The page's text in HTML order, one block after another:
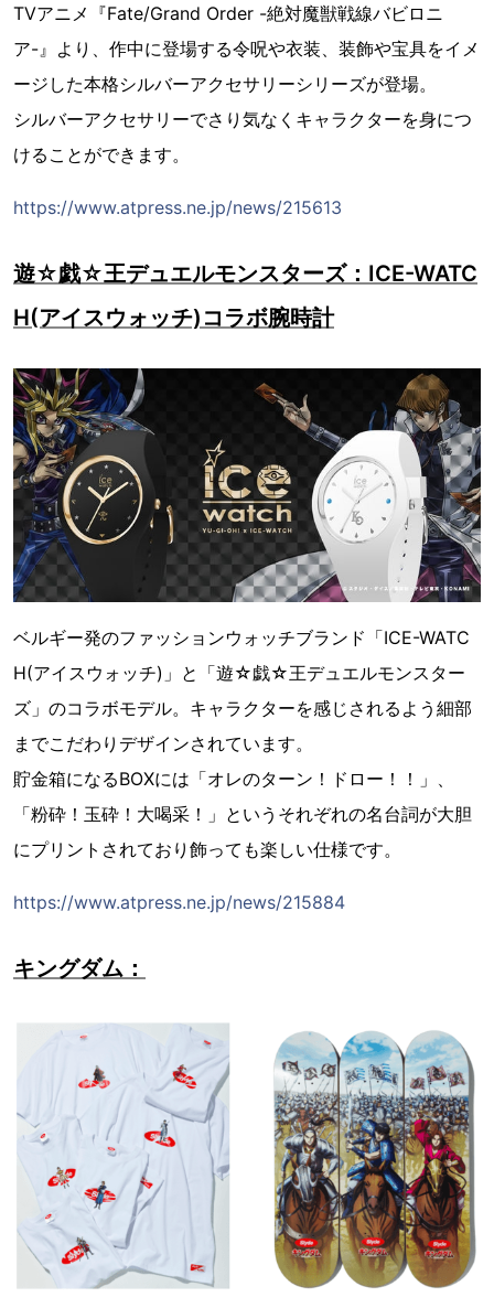
TVアニメ『Fate/Grand Order -絶対魔獣戦線バビロニ
ア-』より、作中に登場する令呪や衣装、装飾や宝具をイメ
ージした本格シルバーアクセサリーシリーズが登場。
シルバーアクセサリーでさり気なくキャラクターを身につ
けることができます。
https://www.atpress.ne.jp/news/215613
遊☆戯☆王デュエルモンスターズ：ICE-WATC
H(アイスウォッチ)コラボ腕時計
ベルギー発のファッションウォッチブランド「ICE-WATC
H(アイスウォッチ)」と「遊☆戯☆王デュエルモンスター
ズ」のコラボモデル。キャラクターを感じされるよう細部
までこだわりデザインされています。
貯金箱になるBOXには「オレのターン！ドロー！！」、
「粉砕！玉砕！大喝采！」というそれぞれの名台詞が大胆
にプリントされており飾っても楽しい仕様です。
https://www.atpress.ne.jp/news/215884
キングダム：